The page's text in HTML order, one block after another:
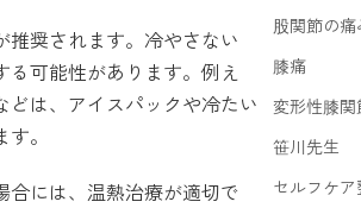
奨されます。冷やさない
可能性があります。例え
は、アイスパックや冷たい
。
には、温熱治療が適切で
股関節の痛
膝痛
変形性膝関
笹川先生
セルフケア